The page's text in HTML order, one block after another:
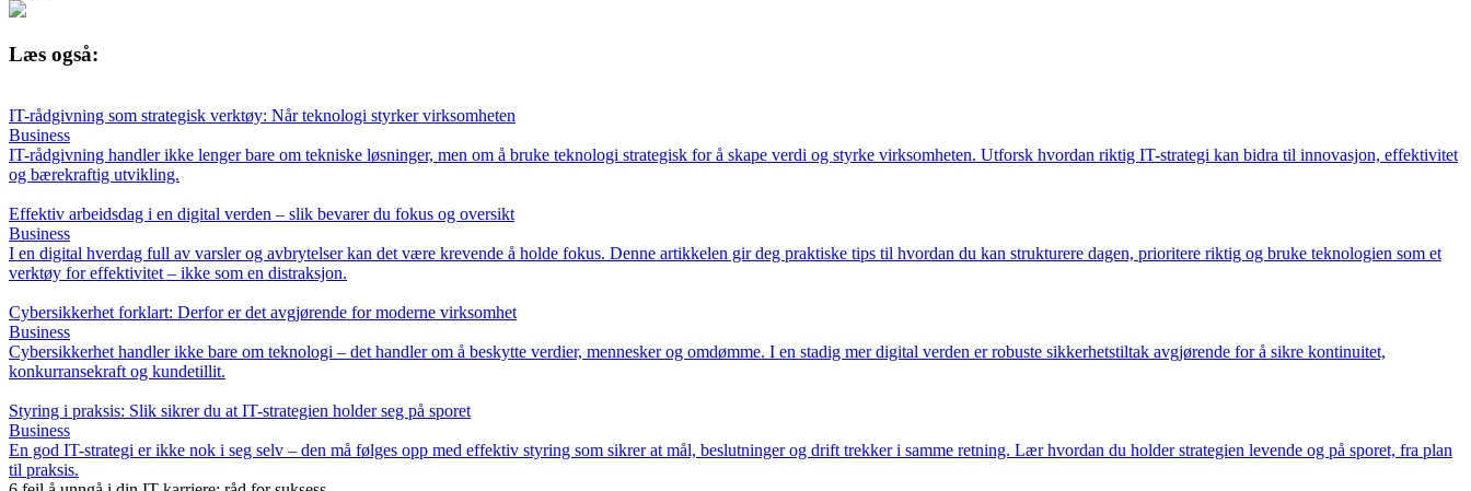
Læs også:
IT-rådgivning som strategisk verktøy: Når teknologi styrker virksomheten
Business
IT-rådgivning handler ikke lenger bare om tekniske løsninger, men om å bruke teknologi strategisk for å skape verdi og styrke virksomheten. Utforsk hvordan riktig IT-strategi kan bidra til innovasjon, effektivitet
og bærekraftig utvikling.
Effektiv arbeidsdag i en digital verden – slik bevarer du fokus og oversikt
Business
I en digital hverdag full av varsler og avbrytelser kan det være krevende å holde fokus. Denne artikkelen gir deg praktiske tips til hvordan du kan strukturere dagen, prioritere riktig og bruke teknologien som et
verktøy for effektivitet – ikke som en distraksjon.
Cybersikkerhet forklart: Derfor er det avgjørende for moderne virksomhet
Business
Cybersikkerhet handler ikke bare om teknologi – det handler om å beskytte verdier, mennesker og omdømme. I en stadig mer digital verden er robuste sikkerhetstiltak avgjørende for å sikre kontinuitet,
konkurransekraft og kundetillit.
Styring i praksis: Slik sikrer du at IT-strategien holder seg på sporet
Business
En god IT-strategi er ikke nok i seg selv – den må følges opp med effektiv styring som sikrer at mål, beslutninger og drift trekker i samme retning. Lær hvordan du holder strategien levende og på sporet, fra plan
til praksis.